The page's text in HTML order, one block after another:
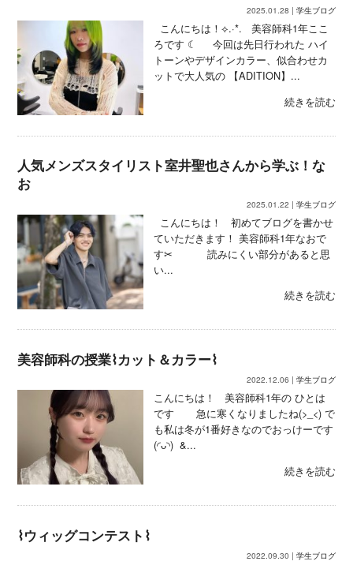
2025.01.28 | 学生ブログ
こんにちは！⟡.·*. 美容師科1年ここ
ろです ☾ 今回は先日行われた ハイ
トーンやデザインカラー、似合わせカ
ットで大人気の 【ADITION】...
続きを読む
人気メンズスタイリスト室井聖也さんから学ぶ！な
お
2025.01.22 | 学生ブログ
こんにちは！ 初めてブログを書かせ
ていただきます！ 美容師科1年なおで
す✂ 読みにくい部分があると思
い...
続きを読む
美容師科の授業⌇カット＆カラー⌇
2022.12.06 | 学生ブログ
こんにちは！ 美容師科1年の ひとは
です 急に寒くなりましたね(>_<) で
も私は冬が1番好きなのでおっけーです
(◜ᴗ◝) ‪ &...
続きを読む
⌇ウィッグコンテスト⌇
2022.09.30 | 学生ブログ